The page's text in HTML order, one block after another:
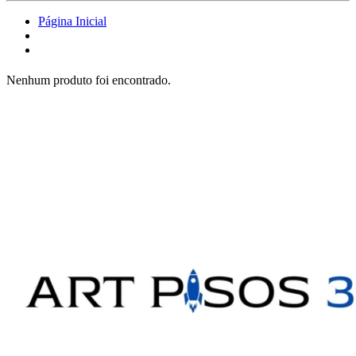
Página Inicial
Nenhum produto foi encontrado.